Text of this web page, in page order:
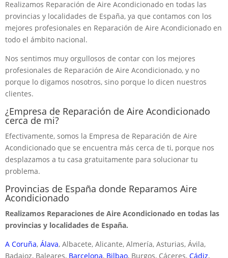
Realizamos Reparación de Aire Acondicionado en todas las
provincias y localidades de España, ya que contamos con los
mejores profesionales en Reparación de Aire Acondicionado en
todo el ámbito nacional.
Nos sentimos muy orgullosos de contar con los mejores
profesionales de Reparación de Aire Acondicionado, y no
porque lo digamos nosotros, sino porque lo dicen nuestros
clientes.
¿Empresa de Reparación de Aire Acondicionado
cerca de mi?
Efectivamente, somos la Empresa de Reparación de Aire
Acondicionado que se encuentra más cerca de ti, porque nos
desplazamos a tu casa gratuitamente para solucionar tu
problema.
Provincias de España donde Reparamos Aire
Acondicionado
Realizamos Reparaciones de Aire Acondicionado en todas las
provincias y localidades de España.
A Coruña, Álava, Albacete, Alicante, Almería, Asturias, Ávila,
Badajoz, Baleares, Barcelona, Bilbao, Burgos, Cáceres, Cádiz,